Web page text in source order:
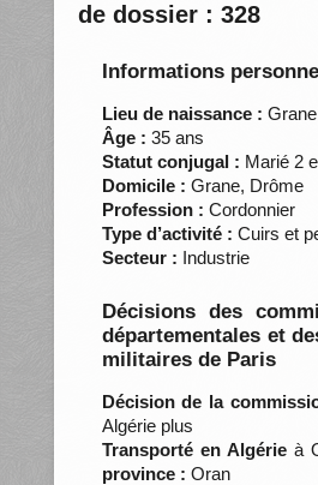
de dossier : 328
Informations
Lieu de naissance :
Âge : 35 ans
Statut conjugal : Marié 2
Domicile : Grane, Drôme
Profession : Cordonnier
Type d’activité : Cuirs et
Secteur : Industrie
Décisions des
départementales et
militaires de Paris
Décision de la
Algérie plus
Transporté en Algérieà
province : Oran